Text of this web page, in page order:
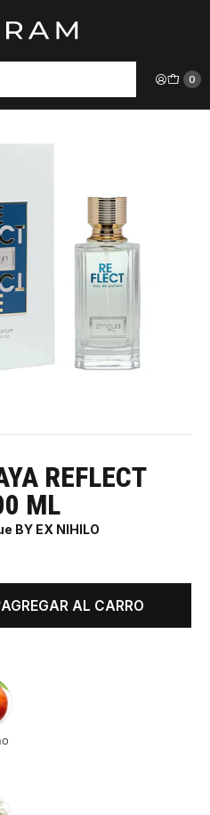
0
EDP 100 ML
REFLECT
ML
BY EX NIHILO
AGREGAR AL CARRO